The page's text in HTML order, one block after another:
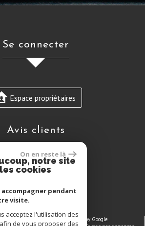
se connecter
Espace propriétaires
avis clients
réservés | Traduction powered by Google
On en reste là
notre site
cookies
pendant
visite.
acceptez l'utilisation des
de vous proposer des